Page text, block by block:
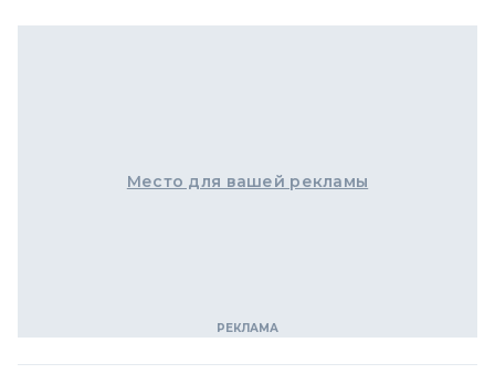
Место для вашей рекламы